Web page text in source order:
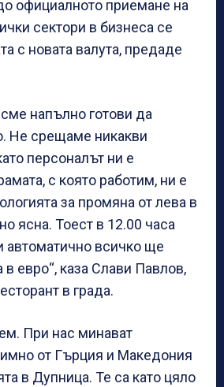
официалното приемане на
сектори в бизнеса се
с новата валута, предаде
напълно готови да
Не срещаме никакви
персоналът ни е
с която работим, ни е
за промяна от лева в
ясна. Тоест в 12.00 часа
автоматично всичко ще
евро“, каза Слави Павлов,
в града.
При нас минават
от Гърция и Македония
в Дупница. Те са като цяло